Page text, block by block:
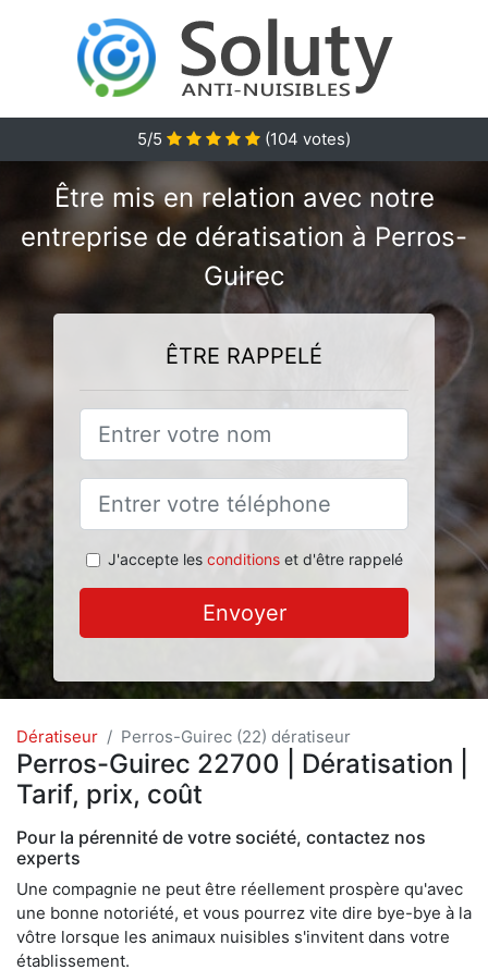
5/5 (104 votes)
Être mis en relation avec notre
entreprise de dératisation à Perros-
Guirec
ÊTRE RAPPELÉ
J'accepte les conditionset d'être rappelé
Envoyer
Dératiseur Perros-Guirec (22) dératiseur
Perros-Guirec 22700 | Dératisation |
Tarif, prix, coût
Pour la pérennité de votre société, contactez nos
experts
Une compagnie ne peut être réellement prospère qu'avec
une bonne notoriété, et vous pourrez vite dire bye-bye à la
vôtre lorsque les animaux nuisibles s'invitent dans votre
établissement.